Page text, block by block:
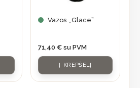
Vazos „Glace”
71,40 € su PVM
Į KREPŠELĮ